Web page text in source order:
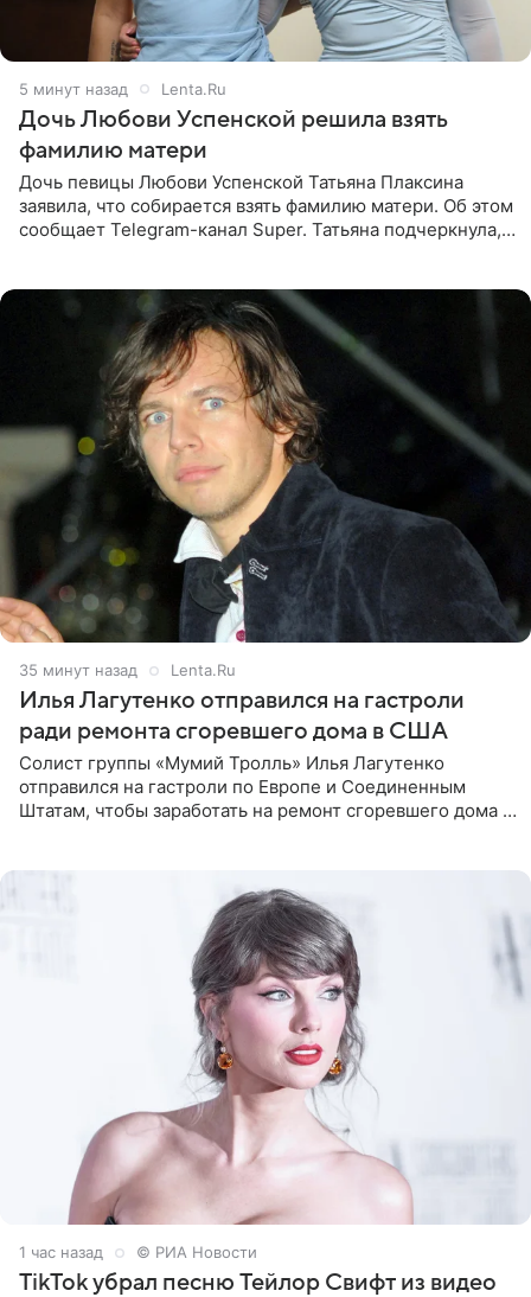
5 минут назад Lenta.Ru
Дочь Любови Успенской решила взять
фамилию матери
Дочь певицы Любови Успенской Татьяна Плаксина
заявила, что собирается взять фамилию матери. Об этом
сообщает Telegram-канал Super. Татьяна подчеркнула,
35 минут назад Lenta.Ru
Илья Лагутенко отправился на гастроли
ради ремонта сгоревшего дома в США
Солист группы «Мумий Тролль» Илья Лагутенко
отправился на гастроли по Европе и Соединенным
Штатам, чтобы заработать на ремонт сгоревшего дома в
1 час назад © РИА Новости
TikTok убрал песню Тейлор Свифт из видео